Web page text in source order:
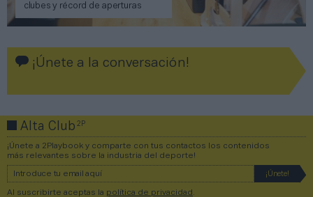
clubes y récord de aperturas
¡Únete a la conversación!
Alta Club2P
¡Únete a 2Playbook y comparte con tus contactos los contenidos
más relevantes sobre la industria del deporte!
Al suscribirte aceptas la política de privacidad .